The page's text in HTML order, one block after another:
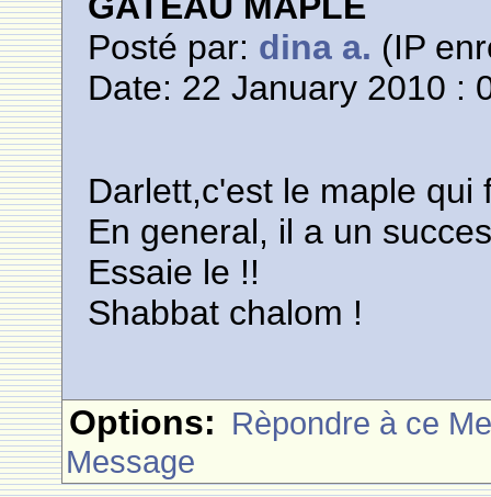
Posté par: dina a. (IP
Date: 22 January 2010 :
Darlett,c'est le maple qui
En general, il a un
Essaie le !!
Shabbat chalom !
Options: Rèpondre à ce
Message